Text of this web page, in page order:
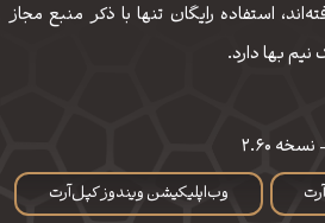
استفاده رایگان تنها با ذکر منبع مجاز
بها دارد.
وب‌اپلیکیشن ویندوز کپل‌آرت
نسخه 2.60